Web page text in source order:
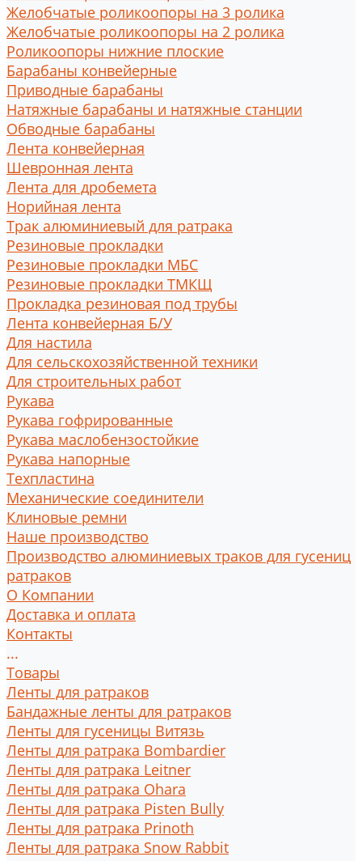
Желобчатые роликоопоры на 3 ролика
Желобчатые роликоопоры на 2 ролика
Роликоопоры нижние плоские
Барабаны конвейерные
Приводные барабаны
Натяжные барабаны и натяжные станции
Обводные барабаны
Лента конвейерная
Шевронная лента
Лента для дробемета
Норийная лента
Трак алюминиевый для ратрака
Резиновые прокладки
Резиновые прокладки МБС
Резиновые прокладки ТМКЩ
Прокладка резиновая под трубы
Лента конвейерная Б/У
Для настила
Для сельскохозяйственной техники
Для строительных работ
Рукава
Рукава гофрированные
Рукава маслобензостойкие
Рукава напорные
Техпластина
Механические соединители
Клиновые ремни
Наше производство
Производство алюминиевых траков для гусениц
ратраков
О Компании
Доставка и оплата
Контакты
...
Товары
Ленты для ратраков
Бандажные ленты для ратраков
Ленты для гусеницы Витязь
Ленты для ратрака Bombardier
Ленты для ратрака Leitner
Ленты для ратрака Ohara
Ленты для ратрака Pisten Bully
Ленты для ратрака Prinoth
Ленты для ратрака Snow Rabbit